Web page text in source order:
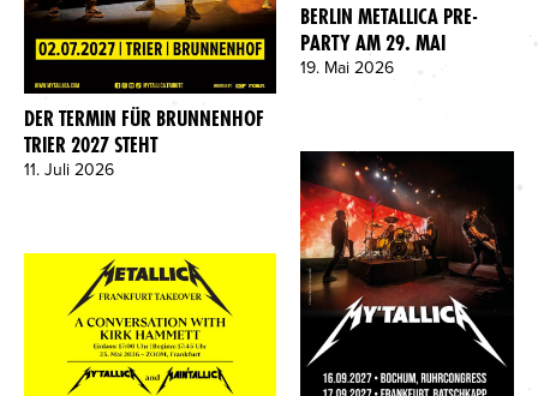
DER TERMIN FÜR BRUNNENHOF
TRIER 2027 STEHT
11. Juli 2026
BERLIN METALLICA PRE-
PARTY AM 29. MAI
19. Mai 2026